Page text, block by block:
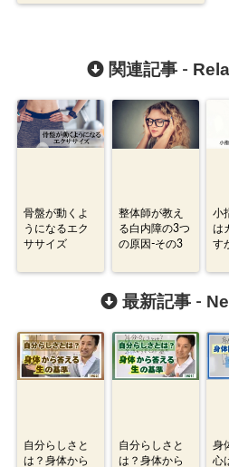
関連記事 -
骨盤が動くよ
うになるエク
ササイズ
整体師が教え
る白内障の3つ
の原因-その3
小
は
す
最新記事 -
自分らしさと
は？身体から
自分らしさと
は？身体から
身
心